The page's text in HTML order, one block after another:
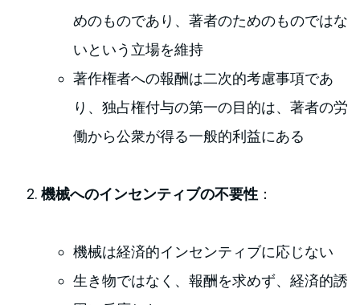
めのものであり、著者のためのものではな
いという立場を維持
著作権者への報酬は二次的考慮事項であ
り、独占権付与の第一の目的は、著者の労
働から公衆が得る一般的利益にある
機械へのインセンティブの不要性 ：
機械は経済的インセンティブに応じない
生き物ではなく、報酬を求めず、経済的誘